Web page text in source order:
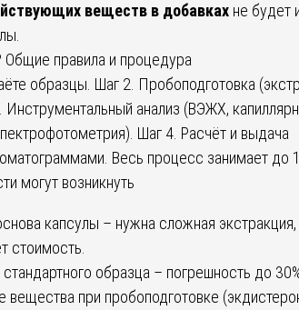
веществ в добавках не будет
Общие правила и процедура
образцы. Шаг 2. Пробоподготовка
Инструментальный анализ (ВЭЖХ,
Шаг 4. Расчёт и выдача
Весь процесс занимает до
могут возникнуть
капсулы – нужна сложная экстракция,
стоимость.
стандартного образца – погрешность до
вещества при пробоподготовке